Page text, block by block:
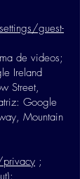
guest-
de videos;
Ireland
Street,
Google
Mountain
;